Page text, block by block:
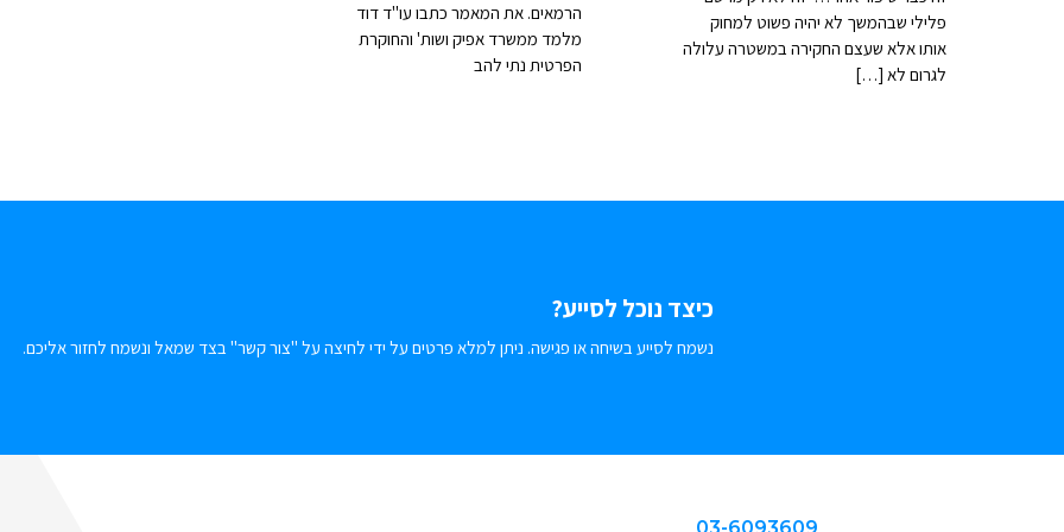
פלילי שבהמשך לא יהיה פשוט למחוק
אותו אלא שעצם החקירה במשטרה עלולה
לגרום לא […]
הרמאים. את המאמר כתבו עו"ד דוד
מלמד ממשרד אפיק ושות' והחוקרת
הפרטית נתי להב
כיצד נוכל לסייע?
נשמח לסייע בשיחה או פגישה. ניתן למלא פרטים על ידי לחיצה על "צור קשר" בצד שמאל ונשמח לחזור אליכם.